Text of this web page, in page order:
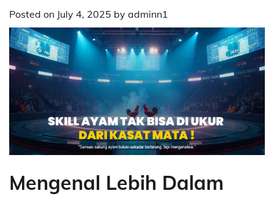
Posted on July 4, 2025 by adminn1
Mengenal Lebih Dalam